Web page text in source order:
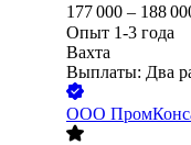
177 000 – 188
Опыт 1-3 года
Вахта
Выплаты: Два
ООО